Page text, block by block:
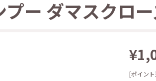
プー ダマスクロ
[ポイン